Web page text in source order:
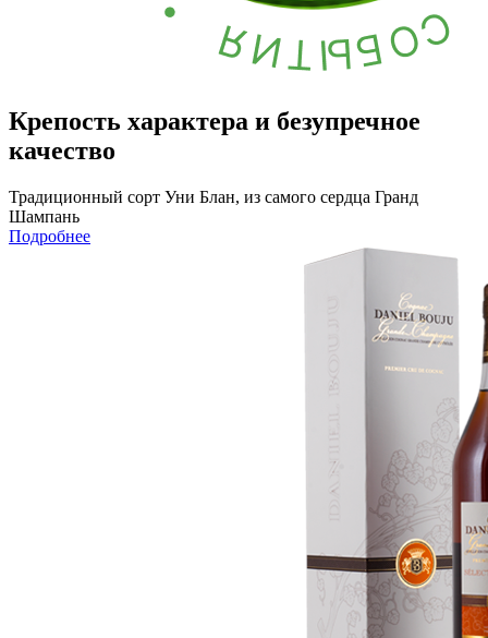
Крепость характера и безупречное
качество
Традиционный сорт Уни Блан, из самого сердца Гранд
Шампань
Подробнее